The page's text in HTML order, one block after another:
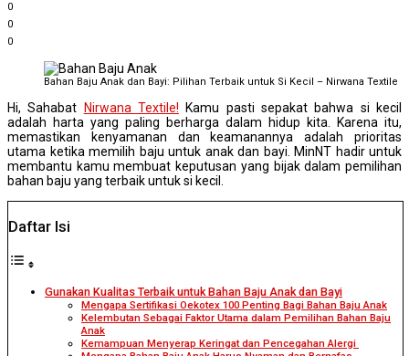
0
0
0
Bahan Baju Anak dan Bayi: Pilihan Terbaik untuk Si Kecil – Nirwana Textile
Hi, Sahabat Nirwana Textile!
Kamu pasti sepakat bahwa si kecil
adalah harta yang paling berharga dalam hidup kita. Karena itu,
memastikan kenyamanan dan keamanannya adalah prioritas
utama ketika memilih baju untuk anak dan bayi. MinNT hadir untuk
membantu kamu membuat keputusan yang bijak dalam pemilihan
bahan baju yang terbaik untuk si kecil.
Daftar Isi
Gunakan Kualitas Terbaik untuk Bahan Baju Anak dan Bayi
Mengapa Sertifikasi Oekotex 100 Penting Bagi Bahan Baju Anak
Kelembutan Sebagai Faktor Utama dalam Pemilihan Bahan Baju
Anak
Kemampuan Menyerap Keringat dan Pencegahan Alergi